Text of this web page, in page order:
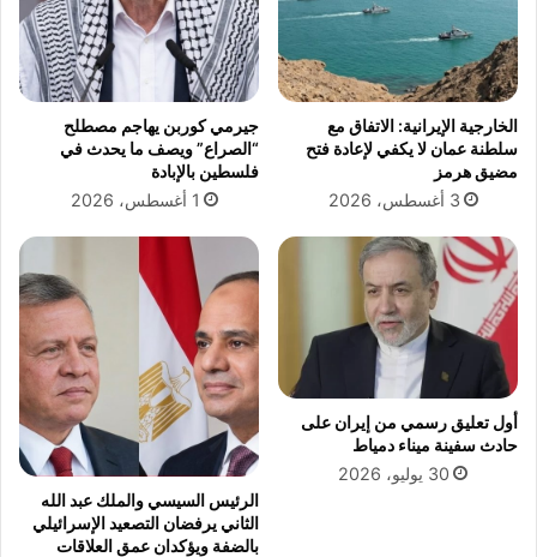
ل
ي
ن
ف
ي
ز
ي
ر
ة
ل
ر
س
ي
ا
ي
ي
ق
ب
ت
أ
ر
ه
إ
ل
ق
د
م
الخارجية الإيرانية: الاتفاق مع
سلطنة عمان لا يكفي لإعادة فتح
مضيق هرمز
3 أغسطس، 2026
جيرمي كوربن يهاجم مصطلح
“الصراع” ويصف ما يحدث في
فلسطين بالإبادة
1 أغسطس، 2026
أول تعليق رسمي من إيران على
حادث سفينة ميناء دمياط
30 يوليو، 2026
الرئيس السيسي والملك عبد الله
الثاني يرفضان التصعيد الإسرائيلي
بالضفة ويؤكدان عمق العلاقات